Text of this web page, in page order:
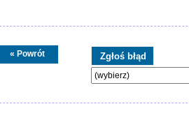
« Powrót